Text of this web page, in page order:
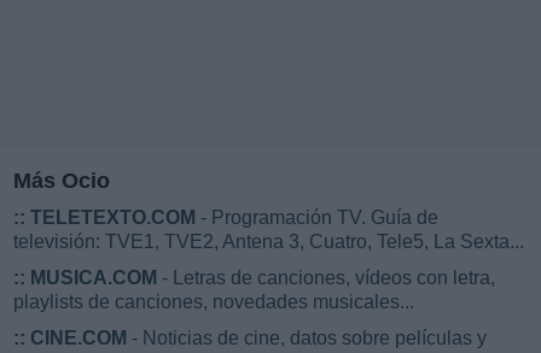
Más Ocio
:: TELETEXTO.COM - Programación TV. Guía de
televisión: TVE1, TVE2, Antena 3, Cuatro, Tele5, La Sexta...
:: MUSICA.COM - Letras de canciones, vídeos con letra,
playlists de canciones, novedades musicales...
:: CINE.COM - Noticias de cine, datos sobre películas y